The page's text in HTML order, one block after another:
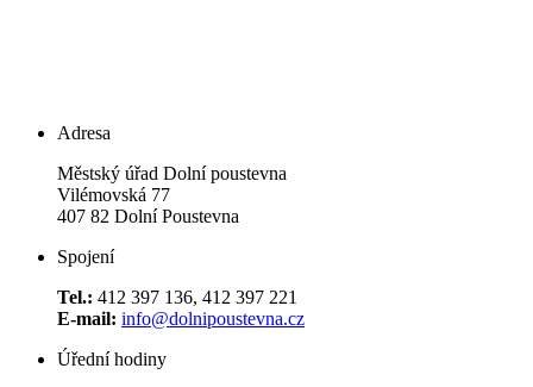
Adresa
Městský úřad Dolní poustevna
Vilémovská 77
407 82 Dolní Poustevna
Spojení
Tel.: 412 397 136, 412 397 221
E-mail: info@dolnipoustevna.cz
Úřední hodiny